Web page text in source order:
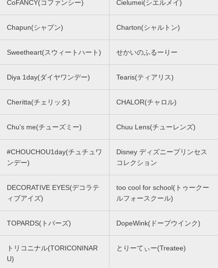
CoFANCY(コファンシー) Cielumei(シエルメイ)
Chapun(シャプン) Charton(シャルトン)
Sweetheart(スウィートハート) せかいのふるーりー
Diya 1day(ダイヤワンデー) Tearis(ティアリス)
Cheritta(チェリッタ) CHALOR(チャロル)
Chu's me(チューズミー) Chuu Lens(チューレンズ)
#CHOUCHOU1day(チュチュワ
ンデー)
Disney ディズニープリンセス
コレクション
DECORATIVE EYES(デコラテ
ィブアイズ)
too cool for school(トゥークー
ルフォースクール)
TOPARDS(トパーズ) DopeWink(ドープウインク)
トリコニナル(TORICONINAR
U)
とりーてぃー(Treatee)